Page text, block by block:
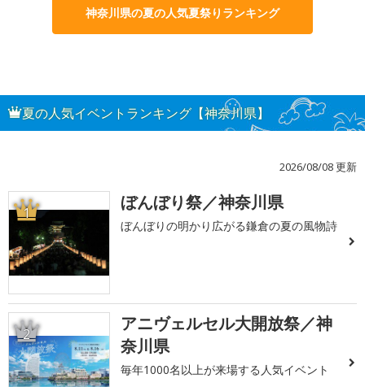
神奈川県の夏の人気夏祭りランキング
夏の人気イベントランキング【神奈川県】
2026/08/08 更新
1 ぼんぼり祭／神奈川県
ぼんぼりの明かり広がる鎌倉の夏の風物詩
2
アニヴェルセル大開放祭／神
奈川県
毎年1000名以上が来場する人気イベント